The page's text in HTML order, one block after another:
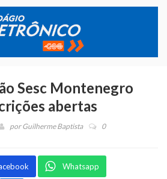
Sesc Montenegro
abertas
porGuilherme Baptista 0
Whatsapp